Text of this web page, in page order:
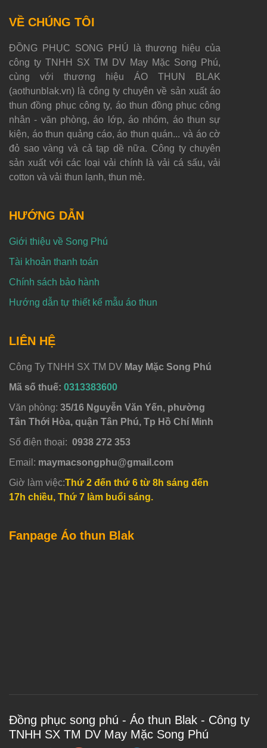
VỀ CHÚNG TÔI
ĐỒNG PHỤC SONG PHÚ là thương hiệu của
công ty TNHH SX TM DV May Mặc Song Phú,
cùng với thương hiệu ÁO THUN BLAK
(aothunblak.vn) là công ty chuyên về sản xuất áo
thun đồng phục công ty, áo thun đồng phục công
nhân - văn phòng, áo lớp, áo nhóm, áo thun sự
kiện, áo thun quảng cáo, áo thun quán... và áo cờ
đỏ sao vàng và cả tạp dề nữa. Công ty chuyên
sản xuất với các loại vải chính là vải cá sấu, vải
cotton và vải thun lạnh, thun mè.
HƯỚNG DẪN
Giới thiệu về Song Phú
Tài khoản thanh toán
Chính sách bảo hành
Hướng dẫn tự thiết kế mẫu áo thun
LIÊN HỆ
Công Ty TNHH SX TM DV May Mặc Song Phú
Mã số thuế: 0313383600
Văn phòng: 35/16 Nguyễn Văn Yến, phường
Tân Thới Hòa, quận Tân Phú, Tp Hồ Chí Minh
Số điện thoại: 0938 272 353
Email: maymacsongphu@gmail.com
Giờ làm việc:Thứ 2 đến thứ 6 từ 8h sáng đến
17h chiều, Thứ 7 làm buổi sáng.
Fanpage Áo thun Blak
Đồng phục song phú - Áo thun Blak - Công ty
TNHH SX TM DV May Mặc Song Phú